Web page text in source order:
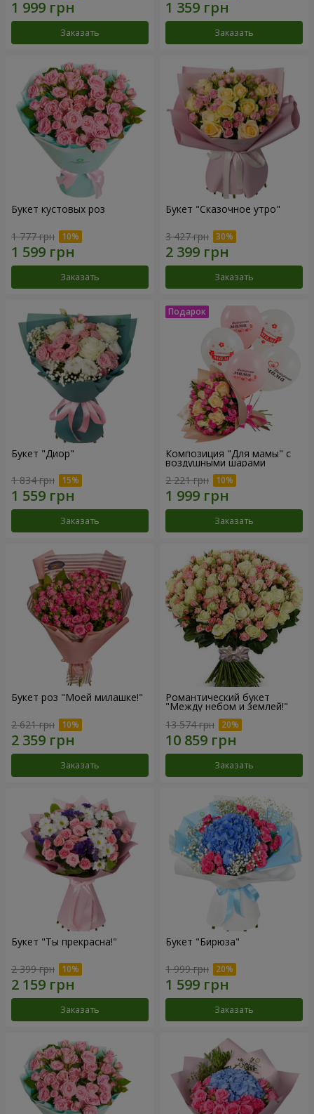
Заказать Заказать
Букет кустовых роз
1 777 грн
Заказать
Букет "Сказочное утро"
3 427 грн
Заказать
Букет "Диор"
1 834 грн
Заказать
Композиция "Для мамы" с
воздушными шарами
2 221 грн
Заказать
Букет роз "Моей милашке!"
2 621 грн
Заказать
Романтический букет
"Между небом и землей!"
13 574 грн
Заказать
Букет "Ты прекрасна!"
2 399 грн
Заказать
Букет "Бирюза"
1 999 грн
Заказать